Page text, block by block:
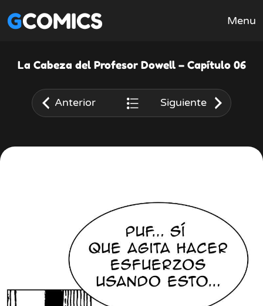
GCOMICS Menu
La Cabeza del Profesor Dowell – Capítulo 06
Anterior Siguiente